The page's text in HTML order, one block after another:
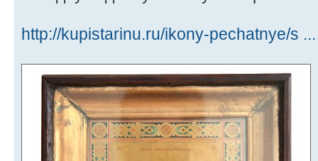
http://kupistarinu.ru/ikony-pechatnye/s